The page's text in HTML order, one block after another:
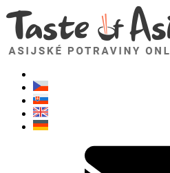
TasteOfAsia.cz
Neváhejte se zeptat. Jsem